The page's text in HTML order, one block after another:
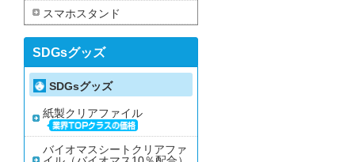
スマホスタンド
SDGsグッズ
SDGsグッズ
紙製クリアファイル
バイオマスシートクリアファ